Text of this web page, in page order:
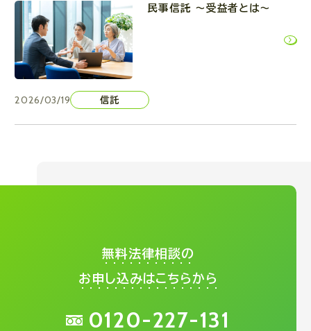
2026/03/19 信託
民事信託 ～受益者とは～
無料法律相談の
お申し込みはこちらから
0120-227-131